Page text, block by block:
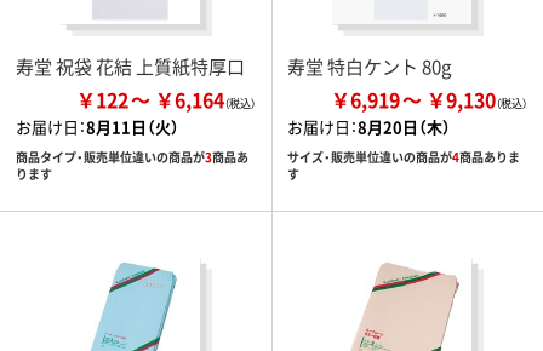
寿堂 祝袋 花結 上質紙特厚口
￥122 ￥6,164
お届け日：8月11日（火）
商品タイプ・販売単位違いの商品が3商品あ
ります
寿堂 特白ケント 80g
￥6,919 ￥9,130
お届け日：8月20日（木）
サイズ・販売単位違いの商品が4商品ありま
す